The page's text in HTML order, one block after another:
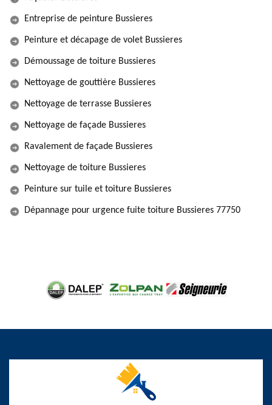
Entreprise de peinture Bussieres
Peinture et décapage de volet Bussieres
Démoussage de toiture Bussieres
Nettoyage de gouttière Bussieres
Nettoyage de terrasse Bussieres
Nettoyage de façade Bussieres
Ravalement de façade Bussieres
Nettoyage de toiture Bussieres
Peinture sur tuile et toiture Bussieres
Dépannage pour urgence fuite toiture Bussieres 77750